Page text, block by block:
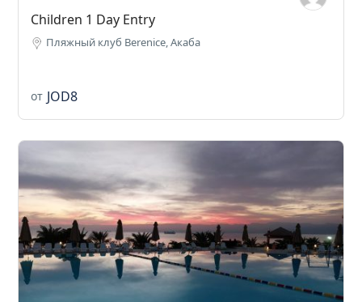
Children 1 Day Entry
Пляжный клуб Berenice, Акаба
от JOD8